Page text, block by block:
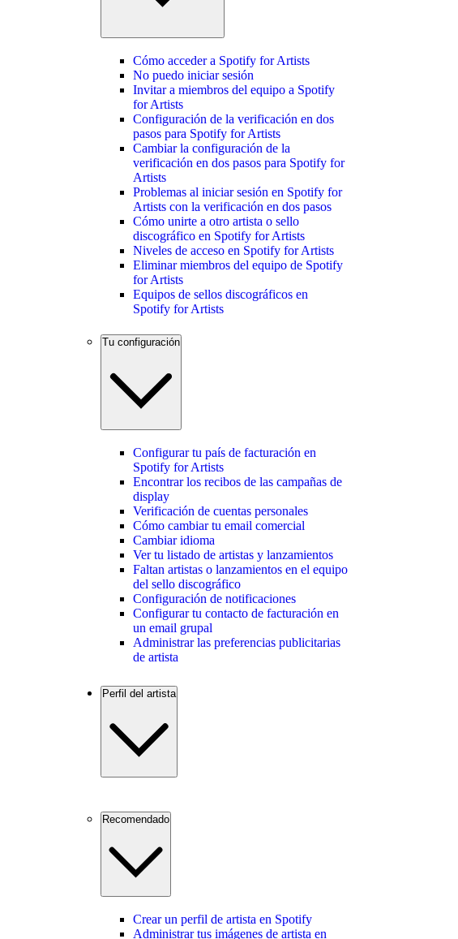
Cómo acceder a Spotify for Artists
No puedo iniciar sesión
Invitar a miembros del equipo a Spotify
for Artists
Configuración de la verificación en dos
pasos para Spotify for Artists
Cambiar la configuración de la
verificación en dos pasos para Spotify for
Artists
Problemas al iniciar sesión en Spotify for
Artists con la verificación en dos pasos
Cómo unirte a otro artista o sello
discográfico en Spotify for Artists
Niveles de acceso en Spotify for Artists
Eliminar miembros del equipo de Spotify
for Artists
Equipos de sellos discográficos en
Spotify for Artists
Tu configuración
Configurar tu país de facturación en
Spotify for Artists
Encontrar los recibos de las campañas de
display
Verificación de cuentas personales
Cómo cambiar tu email comercial
Cambiar idioma
Ver tu listado de artistas y lanzamientos
Faltan artistas o lanzamientos en el equipo
del sello discográfico
Configuración de notificaciones
Configurar tu contacto de facturación en
un email grupal
Administrar las preferencias publicitarias
de artista
Perfil del artista
Recomendado
Crear un perfil de artista en Spotify
Administrar tus imágenes de artista en